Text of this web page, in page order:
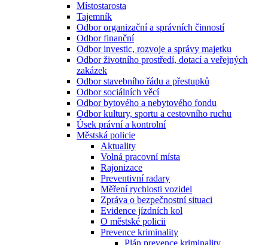
Místostarosta
Tajemník
Odbor organizační a správních činností
Odbor finanční
Odbor investic, rozvoje a správy majetku
Odbor životního prostředí, dotací a veřejných
zakázek
Odbor stavebního řádu a přestupků
Odbor sociálních věcí
Odbor bytového a nebytového fondu
Odbor kultury, sportu a cestovního ruchu
Úsek právní a kontrolní
Městská policie
Aktuality
Volná pracovní místa
Rajonizace
Preventivní radary
Měření rychlosti vozidel
Zpráva o bezpečnostní situaci
Evidence jízdních kol
O městské policii
Prevence kriminality
Plán prevence kriminality